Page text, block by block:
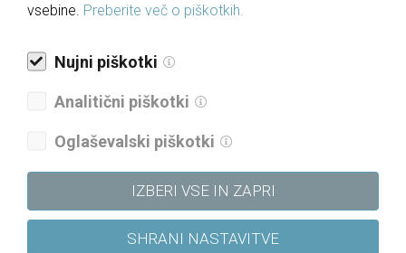
Za medije
Novice
Letna poročila
Politika upravljanja družbe
Politika raznolikosti družbe
vsebine. Preberite več o piškotkih.
Nujni piškotki
Analitični piškotki
Oglaševalski piškotki
IZBERI VSE IN ZAPRI
SHRANI NASTAVITVE